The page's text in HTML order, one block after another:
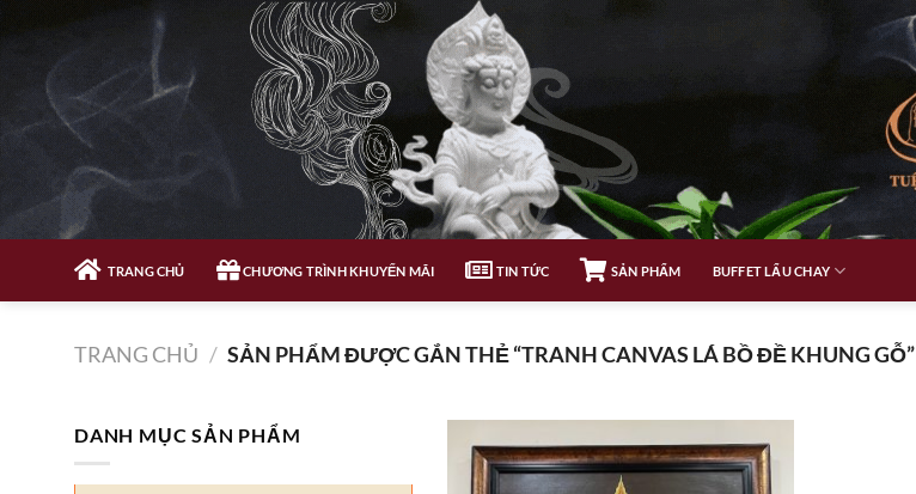
qua
TRANG CHỦ CHƯƠNG TRÌNH KHUYẾN MÃI TIN TỨC SẢN PHẨM BUFFET LẨU CHAY
TRANG CHỦ / SẢN PHẨM ĐƯỢC GẮN THẺ “TRANH CANVAS LÁ BỒ ĐỀ KHUNG GỖ”
DANH MỤC SẢN PHẨM